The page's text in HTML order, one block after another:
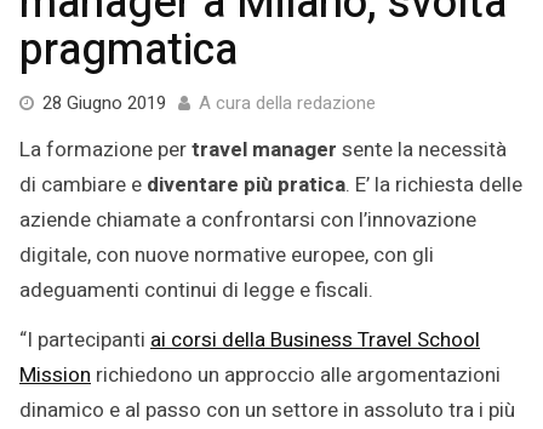
pragmatica
28 Giugno 2019 10
2019
A cura della redazione
La formazione pertravel manager sente la necessità
di cambiare e diventare più pratica. E’ la richiesta delle
aziende chiamate a confrontarsi con l’innovazione
digitale, con nuove normative europee, con gli
adeguamenti continui di legge e fiscali.
“I partecipanti ai corsi della Business Travel School
Mission richiedono un approccio alle argomentazioni
dinamico e al passo con un settore in assoluto tra i più